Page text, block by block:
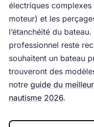
électriques
moteur) et les
l’étanchéité du
professionnel reste
souhaitent un bateau
trouveront des
notre guide du
nautisme 2026.